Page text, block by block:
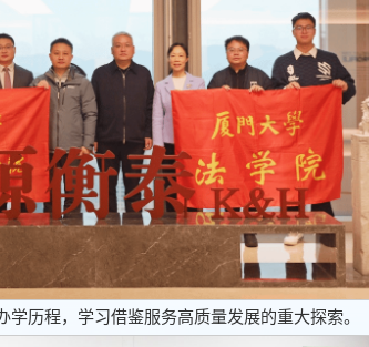
历程，学习借鉴服务高质量发展的重大探索。